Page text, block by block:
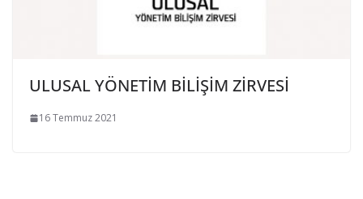
ULUSAL YÖNETİM BİLİŞİM ZİRVESİ
16 Temmuz 2021